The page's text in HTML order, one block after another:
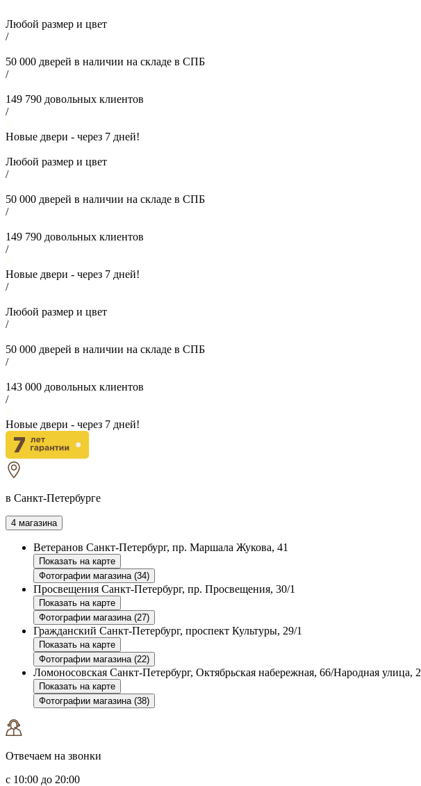
Любой размер и цвет
/
50 000 дверей в наличии на складе в СПБ
/
149 790 довольных клиентов
/
Новые двери - через 7 дней!
Любой размер и цвет
/
50 000 дверей в наличии на складе в СПБ
/
149 790 довольных клиентов
/
Новые двери - через 7 дней!
/
Любой размер и цвет
/
50 000 дверей в наличии на складе в СПБ
/
143 000 довольных клиентов
/
Новые двери - через 7 дней!
в Санкт-Петербурге
4 магазина
Ветеранов Санкт-Петербург, пр. Маршала Жукова, 41
Показать на карте
Фотографии магазина (34)
Просвещения Санкт-Петербург, пр. Просвещения, 30/1
Показать на карте
Фотографии магазина (27)
Гражданский Санкт-Петербург, проспект Культуры, 29/1
Показать на карте
Фотографии магазина (22)
Ломоносовская Санкт-Петербург, Октябрьская набережная, 66/Народная улица, 2
Показать на карте
Фотографии магазина (38)
Отвечаем на звонки
с 10:00 до 20:00